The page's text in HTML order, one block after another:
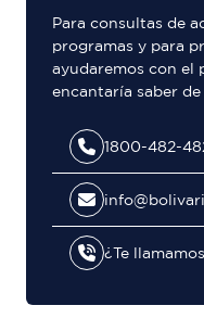
Para consultas de
programas y para
ayudaremos con el
encantaría saber de
1800-482-
¿Te